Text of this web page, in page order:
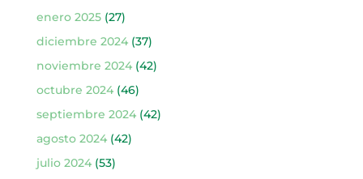
enero 2025(27)
diciembre 2024(37)
noviembre 2024(42)
octubre 2024(46)
septiembre 2024(42)
agosto 2024(42)
julio 2024(53)